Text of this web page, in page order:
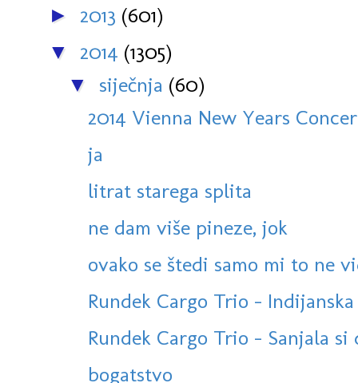
► 2013 (601)
▼ 2014 (1305)
▼ siječnja (60)
2014 Vienna New Years
ja
litrat starega splita
ne dam više pineze, jok
ovako se štedi samo mi to ne
Rundek Cargo Trio -
Rundek Cargo Trio - Sanjala
bogatstvo